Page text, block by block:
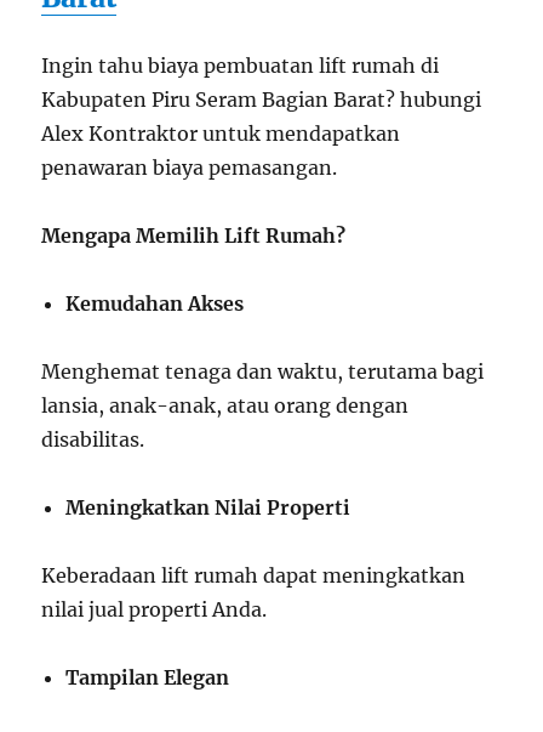
Ingin tahu biaya pembuatan lift rumah di
Kabupaten Piru Seram Bagian Barat? hubungi
Alex Kontraktor untuk mendapatkan
penawaran biaya pemasangan.
Mengapa Memilih Lift Rumah?
Kemudahan Akses
Menghemat tenaga dan waktu, terutama bagi
lansia, anak-anak, atau orang dengan
disabilitas.
Meningkatkan Nilai Properti
Keberadaan lift rumah dapat meningkatkan
nilai jual properti Anda.
Tampilan Elegan